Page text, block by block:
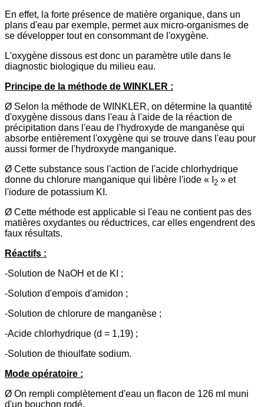
En effet, la forte présence de matière organique, dans un
plans d'eau par exemple, permet aux micro-organismes de
se développer tout en consommant de l'oxygène.
L'oxygène dissous est donc un paramètre utile dans le
diagnostic biologique du milieu eau.
Principe de la méthode de WINKLER :
Ø Selon la méthode de WINKLER, on détermine la quantité
d'oxygène dissous dans l'eau à l'aide de la réaction de
précipitation dans l'eau de l'hydroxyde de manganèse qui
absorbe entièrement l'oxygène qui se trouve dans l'eau pour
aussi former de l'hydroxyde manganique.
Ø Cette substance sous l'action de l'acide chlorhydrique
donne du chlorure manganique qui libère l'iode « I 2 » et
l'iodure de potassium KI.
Ø Cette méthode est applicable si l'eau ne contient pas des
matières oxydantes ou réductrices, car elles engendrent des
faux résultats.
Réactifs :
-Solution de NaOH et de KI ;
-Solution d'empois d'amidon ;
-Solution de chlorure de manganèse ;
-Acide chlorhydrique (d = 1,19) ;
-Solution de thioulfate sodium.
Mode opératoire :
Ø On rempli complètement d'eau un flacon de 126 ml muni
d'un bouchon rodé.